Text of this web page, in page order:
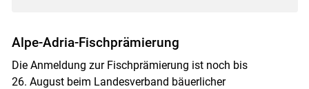
Alpe-Adria-Fischprämierung
Die Anmeldung zur Fisch­prämierung ist noch bis
26. August beim ­Landesverband bäuerlicher